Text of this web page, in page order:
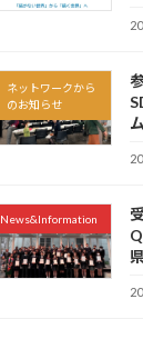
ネットワークから
のお知らせ
News&Information